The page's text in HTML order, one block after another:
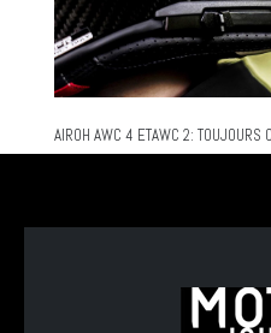
AIROH AWC 4 ETAWC 2: TOUJOURS